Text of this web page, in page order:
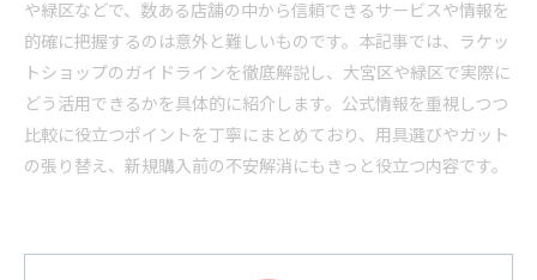
や緑区などで、数ある店舗の中から信頼できるサービスや情報を
的確に把握するのは意外と難しいものです。本記事では、ラケッ
トショップのガイドラインを徹底解説し、大宮区や緑区で実際に
どう活用できるかを具体的に紹介します。公式情報を重視しつつ
比較に役立つポイントを丁寧にまとめており、用具選びやガット
の張り替え、新規購入前の不安解消にもきっと役立つ内容です。